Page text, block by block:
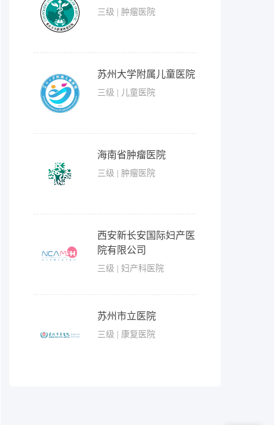
三级 | 肿瘤医院
苏州大学附属儿童医院
三级 | 儿童医院
海南省肿瘤医院
三级 | 肿瘤医院
西安新长安国际妇产医
院有限公司
三级 | 妇产科医院
苏州市立医院
三级 | 康复医院